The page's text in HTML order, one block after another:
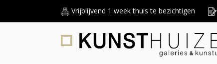
Vrijblijvend 1 week thuis te bezichtigen